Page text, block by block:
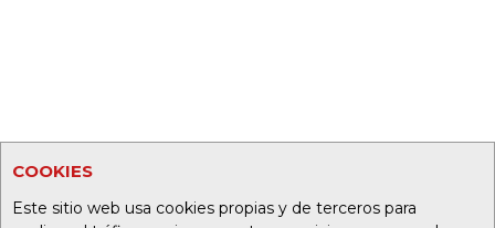
COOKIES
Este sitio web usa cookies propias y de terceros para